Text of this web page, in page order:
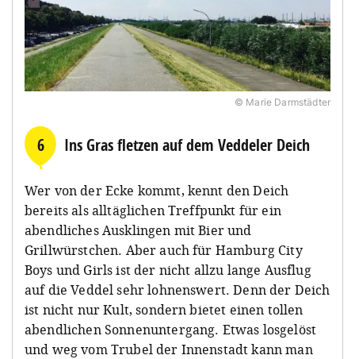
© Marie Darmstädter
6 Ins Gras fletzen auf dem Veddeler Deich
Wer von der Ecke kommt, kennt den Deich
bereits als alltäglichen Treffpunkt für ein
abendliches Ausklingen mit Bier und
Grillwürstchen. Aber auch für Hamburg City
Boys und Girls ist der nicht allzu lange Ausflug
auf die Veddel sehr lohnenswert. Denn der Deich
ist nicht nur Kult, sondern bietet einen tollen
abendlichen Sonnenuntergang. Etwas losgelöst
und weg vom Trubel der Innenstadt kann man